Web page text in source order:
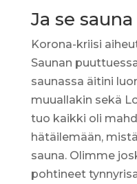
Ja se sauna
Korona-kriisi
Saunan
saunassa äitini
muuallakin sekä
tuo kaikki oli
hätäilemään,
sauna. Olimme
pohtineet